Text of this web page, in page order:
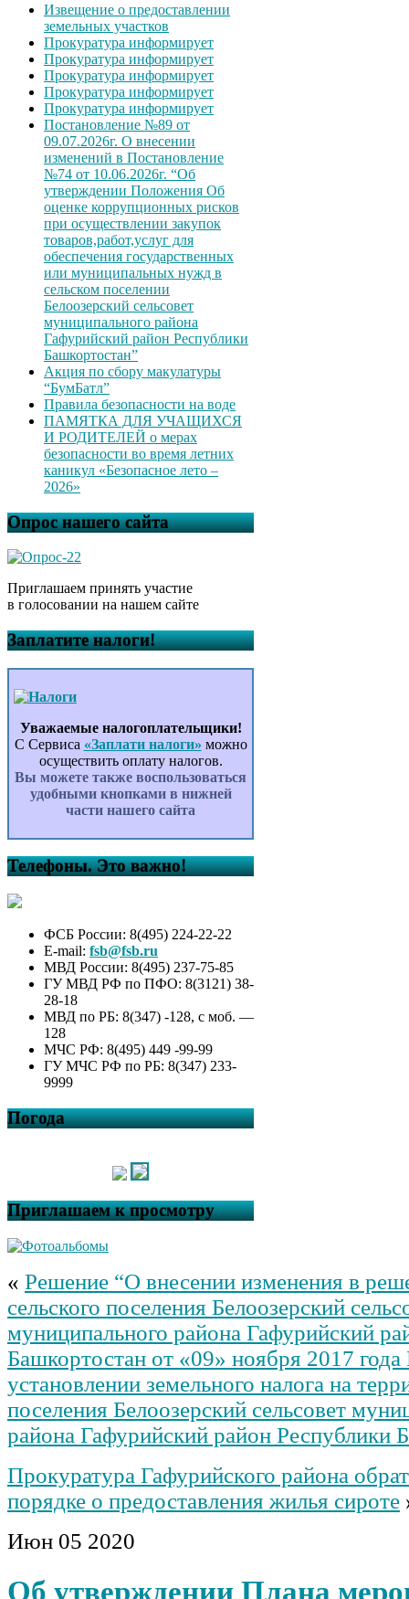
Извещение о предоставлении
земельных участков
Прокуратура информирует
Прокуратура информирует
Прокуратура информирует
Прокуратура информирует
Прокуратура информирует
Постановление №89 от
09.07.2026г. О внесении
изменений в Постановление
№74 от 10.06.2026г. “Об
утверждении Положения Об
оценке коррупционных рисков
при осуществлении закупок
товаров,работ,услуг для
обеспечения государственных
или муниципальных нужд в
сельском поселении
Белоозерский сельсовет
муниципального района
Гафурийский район Республики
Башкортостан”
Акция по сбору макулатуры
“БумБатл”
Правила безопасности на воде
ПАМЯТКА ДЛЯ УЧАЩИХСЯ
И РОДИТЕЛЕЙ о мерах
безопасности во время летних
каникул «Безопасное лето –
2026»
Опрос нашего сайта
Приглашаем принять участие
в голосовании на нашем сайте
Заплатите налоги!
Уважаемые налогоплательщики!
С Сервиса «Заплати налоги» можно
осуществить оплату налогов.
Вы можете также воспользоваться
удобными кнопками в нижней
части нашего сайта
Телефоны. Это важно!
ФСБ России: 8(495) 224-22-22
E-mail: fsb@fsb.ru
МВД России: 8(495) 237-75-85
ГУ МВД РФ по ПФО: 8(3121) 38-
28-18
МВД по РБ: 8(347) -128, с моб. —
128
МЧС РФ: 8(495) 449 -99-99
ГУ МЧС РФ по РБ: 8(347) 233-
9999
Погода
Приглашаем к просмотру
« Решение “О внесении изменения в
сельского поселения Белоозерский
муниципального района Гафурийский
Башкортостан от «09» ноября 2017
установлении земельного налога на
поселения Белоозерский сельсовет
района Гафурийский район Республики
Прокуратура Гафурийского района
порядке о предоставления жилья сироте
Июн 05 2020
Об утверждении Плана